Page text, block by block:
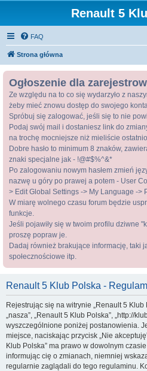
Renault 5
FAQ
Strona główna
Ogłoszenie dla
Ze względu na to co się wydarzyło z
żeby mieć znowu dostęp do swojego
Spróbuj się zalogować, jeśli się to nie
Podaj swój mail i dostaniesz link do
na trochę mocniejsze niż mieliście
Dobre hasło to minimum 8 znaków,
znaki specjalne jak - !@#$%^&*
Po zalogowaniu nowym hasłem zmień
nazwę u góry po prawej a potem - User
> Edit Global Settings -> My Language ->
W miarę wolnego czasu forum będzie
funkcje.
Jeśli pojawiły się w twoim profilu dziwne
proszę popraw je.
Dadaj również brakujące informację, taki
społecznościowe itp.
Renault 5 Klub Polska -
Rejestrując się na witrynie „Renault 5 Klub
„nasza”, „Renault 5 Klub Polska”, „http://
wyszczególnione poniżej postanowienia.
miejsce, naciskając przycisk „Nie
Klub Polska” ma prawo w dowolnym
informując cię o zmianach, niemniej
regularnie zaglądali do tego regulaminu.